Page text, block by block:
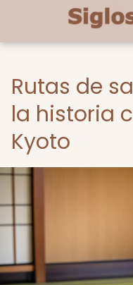
Rutas de
la historia
Kyoto